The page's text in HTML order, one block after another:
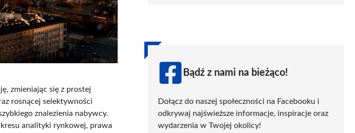
zmieniając się z prostej
rosnącej selektywności
znalezienia nabywcy.
analityki rynkowej, prawa
Bądź z nami na bieżąco!
Dołącz do naszej społeczności na Facebooku i
odkrywaj najświeższe informacje, inspiracje oraz
wydarzenia w Twojej okolicy!